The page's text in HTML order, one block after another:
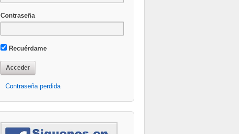
Contraseña
Recuérdame
Contraseña perdida